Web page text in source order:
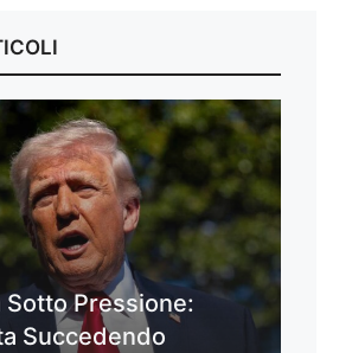
Sotto Pressione:
Succedendo